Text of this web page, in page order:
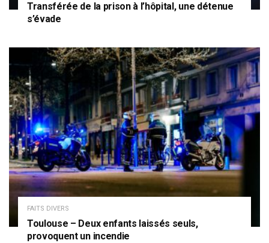
Transférée de la prison à l’hôpital, une détenue
s’évade
FAITS DIVERS
Toulouse – Deux enfants laissés seuls,
provoquent un incendie